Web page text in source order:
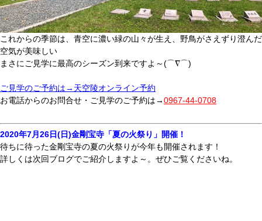
これからの季節は、青空に濃い緑の山々が生え、野鳥がさえずり澄んだ
空気が美味しい
まさにご見学に最高のシーズン到来ですよ～(⌒∇⌒)
ご見学のご予約は→天空陵オンライン予約
お電話からのお問合せ・ご見学のご予約は→0967-44-0708
2020年7月26日(日)金剛宝寺「夏の火祭り」開催！
待ちに待った金剛宝寺の夏の火祭りが今年も開催されます！
詳しくは次回ブログでご紹介しますよ～。ぜひご覧くださいね。